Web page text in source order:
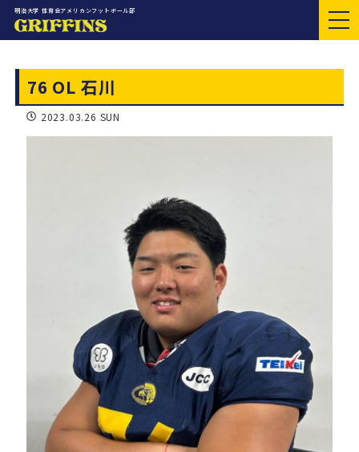
明治大学 体育会アメリカンフットボール部
76 OL 石川
2023.03.26 SUN